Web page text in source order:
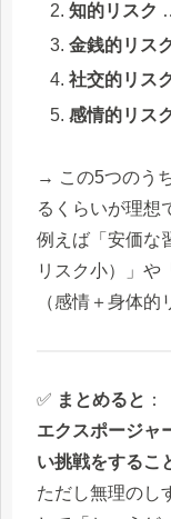
知的リスク
金銭的リス
社交的リス
感情的リス
→ この5つのう
るくらいが理想
例えば「安価な
リスク小）」や
（感情＋身体的
✅ まとめると ：
エクスポージャ
い挑戦をするこ
ただし無理のし